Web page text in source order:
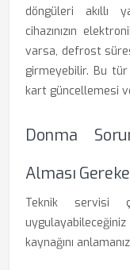
döngüleri akıllı
cihazınızın
varsa, defrost
girmeyebilir. Bu
kart güncellemesi
Donma
Alması
Teknik servisi
kaynağını